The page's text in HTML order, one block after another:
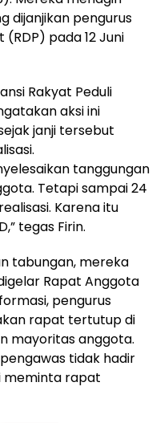
dijanjikan pengurus
pada 12 Juni
Rakyat Peduli
aksi ini
janji tersebut
tanggungan
Tetapi sampai 24
Karena itu
tegas Firin.
tabungan, mereka
Rapat Anggota
pengurus
rapat tertutup di
mayoritas anggota.
tidak hadir
meminta rapat